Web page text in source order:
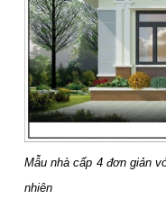
Mẫu nhà cấp 4 đơn giản
nhiên